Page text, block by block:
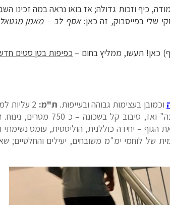
כיף וזכות גדולה; אז בואו נראה במה זכינו
שלי בפייסבוק, זה כאן:אסף לב – מאמן מנטאלי
כאן! תעשו, ממליץ בחום – כפיפות בטן סטים
וכמובן בעצימות גבוהה ובעייפות. ת"מ:
2 עליות
– יחידה כוללנית, הוליסטית, עומס נשימתי
של לוחמי ימ"מ משובחים, יעילים והחלטיים;